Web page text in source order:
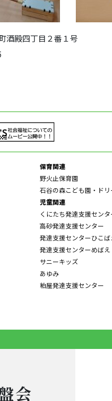
酒殿四丁目２番１号
保育関連
野火止保育園
石谷の森こども園・ド
児童関連
くにたち発達支援センタ
高砂発達支援センター
発達支援センターひこば
発達支援センターめばえ
サニーキッズ
あゆみ
粕屋発達支援センター
会